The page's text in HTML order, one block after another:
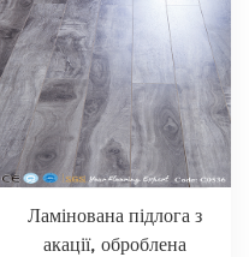
Ламінована підлога з
акації, оброблена